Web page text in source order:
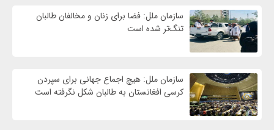
سازمان ملل: فضا برای زنان و مخالفان طالبان
تنگ‌تر شده است
سازمان ملل: هیچ اجماع جهانی برای سپردن
کرسی افغانستان به طالبان شکل نگرفته است